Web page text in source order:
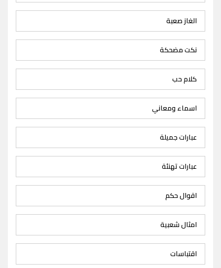
الغاز صعبة
نكت مضحكة
كلام حب
اسماء ومعاني
عبارات جميلة
عبارات تهنئة
اقوال حكم
امثال شعبية
اقتباسات